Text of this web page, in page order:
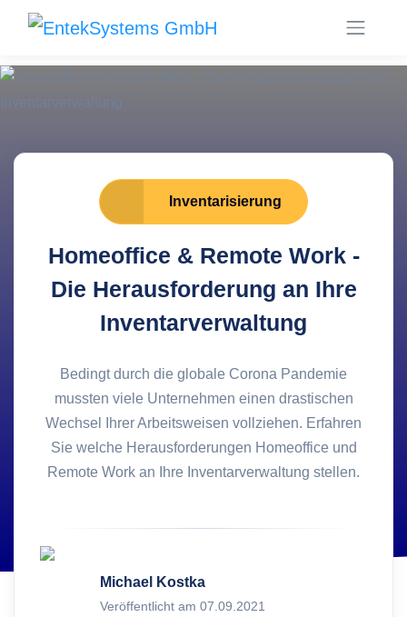
Inventarisierung
Homeoffice & Remote Work -
Die Herausforderung an Ihre
Inventarverwaltung
Bedingt durch die globale Corona Pandemie
mussten viele Unternehmen einen drastischen
Wechsel Ihrer Arbeitsweisen vollziehen. Erfahren
Sie welche Herausforderungen Homeoffice und
Remote Work an Ihre Inventarverwaltung stellen.
Michael Kostka
Veröffentlicht am 07.09.2021